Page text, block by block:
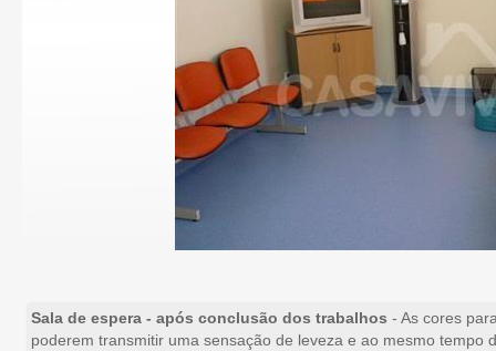
Sala de espera - após conclusão dos trabalhos - As cores
poderem transmitir uma sensação de leveza e ao mesmo tempo